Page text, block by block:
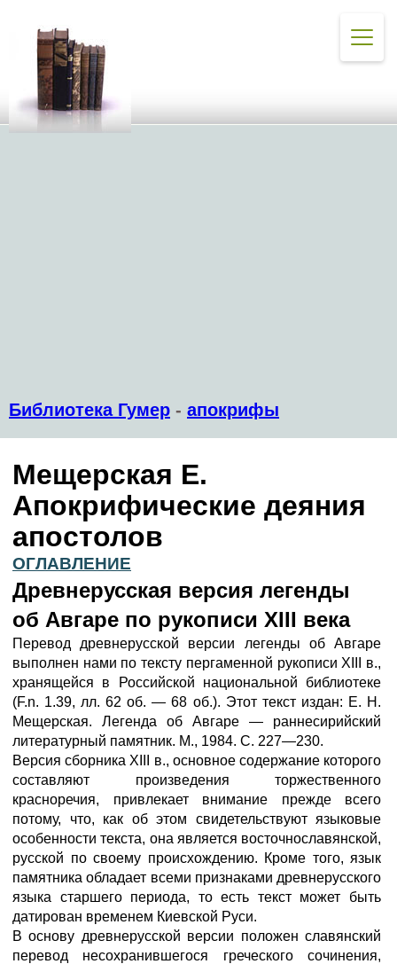
Библиотека Гумер - апокрифы
Мещерская Е.
Апокрифические деяния
апостолов
ОГЛАВЛЕНИЕ
Древнерусская версия легенды
об Авгаре по рукописи XIII века
Перевод древнерусской версии легенды об Авгаре
выполнен нами по тексту пергаменной рукописи XIII в.,
хранящейся в Российской национальной библиотеке
(F.n. 1.39, лл. 62 об. — 68 об.). Этот текст издан: Е. Н.
Мещерская. Легенда об Авгаре — раннесирийский
литературный памятник. М., 1984. С. 227—230.
Версия сборника XIII в., основное содержание которого
составляют произведения торжественного
красноречия, привлекает внимание прежде всего
потому, что, как об этом свидетельствуют языковые
особенности текста, она является восточнославянской,
русской по своему происхождению. Кроме того, язык
памятника обладает всеми признаками древнерусского
языка старшего периода, то есть текст может быть
датирован временем Киевской Руси.
В основу древнерусской версии положен славянский
перевод несохранившегося греческого сочинения,